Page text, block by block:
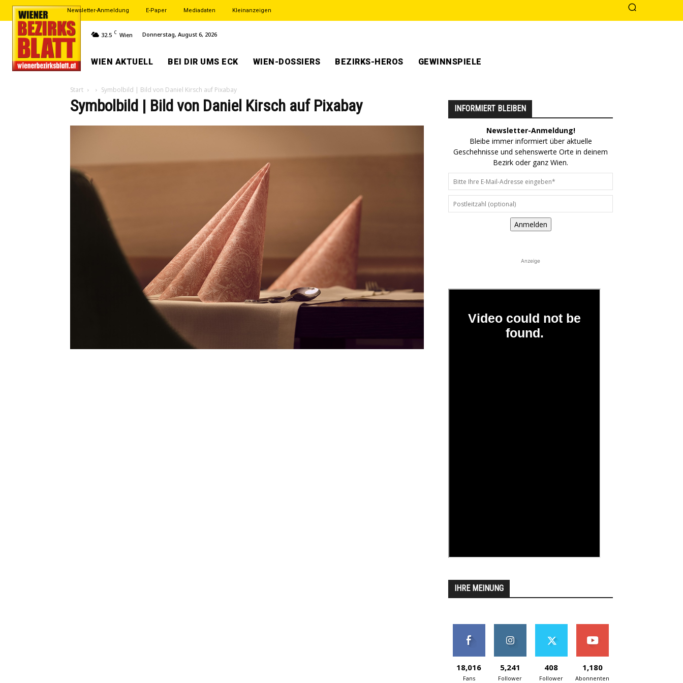
Newsletter-Anmeldung E-Paper Mediadaten Kleinanzeigen
32.5 C Wien Donnerstag, August 6, 2026
WIEN AKTUELL BEI DIR UMS ECK WIEN-DOSSIERS BEZIRKS-HEROS GEWINNSPIELE
Start Symbolbild | Bild von Daniel Kirsch auf Pixabay
Symbolbild | Bild von Daniel Kirsch auf Pixabay INFORMIERT BLEIBEN
Newsletter-Anmeldung!
Bleibe immer informiert über aktuelle
Geschehnisse und sehenswerte Orte in deinem
Bezirk oder ganz Wien.
Anmelden
Anzeige
IHRE MEINUNG
18,016
Fans
5,241
Follower
408
Follower
1,180
Abonnenten